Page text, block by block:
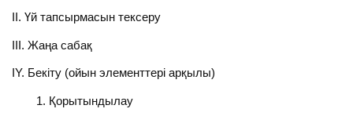
ІІ. Үй тапсырмасын тексеру
ІІІ. Жаңа сабақ
ІY. Бекіту (ойын элементтері арқылы)
Қорытындылау